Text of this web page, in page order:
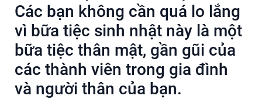
Các bạn không cần quá lo lắng
vì bữa tiệc sinh nhật này là một
bữa tiệc thân mật, gần gũi của
các thành viên trong gia đình
và người thân của bạn.